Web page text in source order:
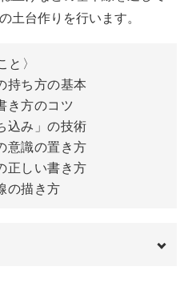
ペンと、先生が監修したオリ
具は必要ありません♪
の中心や左右のバランスがつ
イントです！
整
土台作りを行います。
〉
持ち方の基本
き方のコツ
込み」の技術
意識の置き方
正しい書き方
の描き方